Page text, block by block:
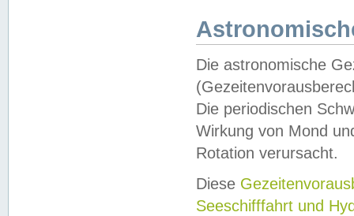
Die astronomische
Die periodischen
Wirkung von Mond
Rotation verursacht.
Diese
Seeschifffahrt und